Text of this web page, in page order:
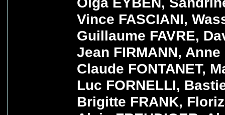
Vince FASCIANI,
Guillaume FAVRE,
Jean FIRMANN,
Claude FONTANET,
Luc FORNELLI,
Brigitte FRANK,